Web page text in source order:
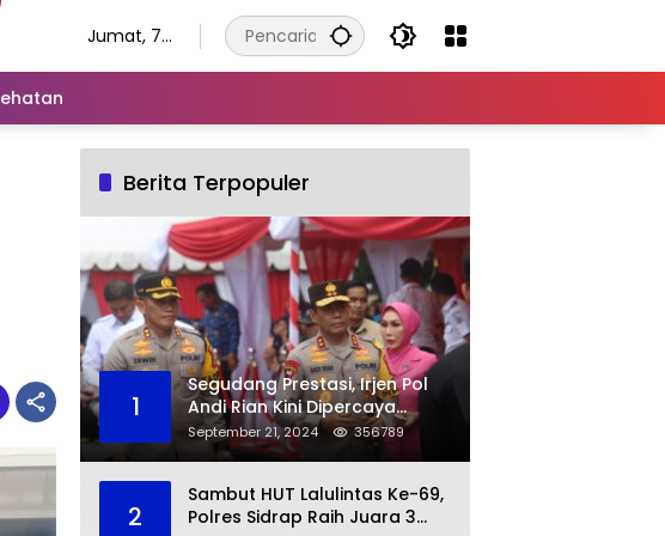
Jumat, 7
Berita Terpopuler
1
Segudang Prestasi, Irjen Pol
Andi Rian Kini Dipercaya
Jabat Kapolda Ketiga Kalinya
September 21, 2024 356789
2
Sambut HUT Lalulintas Ke-69,
Polres Sidrap Raih Juara 3